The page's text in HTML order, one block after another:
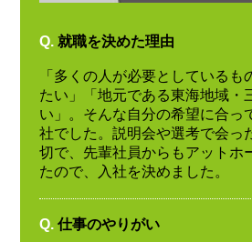
Q. 就職を決めた理由
「多くの人が必要としているも
たい」「地元である東海地域・
い」。そんな自分の希望に合っ
社でした。説明会や選考で会っ
切で、先輩社員からもアットホ
たので、入社を決めました。
Q. 仕事のやりがい